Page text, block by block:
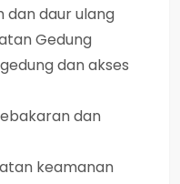
dan daur ulang
Gedung
dan akses
dan
keamanan